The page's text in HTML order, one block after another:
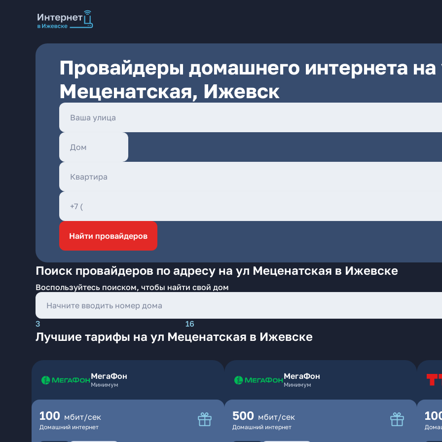
Провайдеры домашнего интернета на
Меценатская, Ижевск
Найти провайдеров
Поиск провайдеров по адресу на ул Меценатская в Ижевске
Воспользуйтесь поиском, чтобы найти свой дом
3 16
Лучшие тарифы на ул Меценатская в Ижевске
МегаФон
Минимум
100 мбит/сек
Домашний интернет
МегаФон
Минимум
500 мбит/сек
Домашний интернет